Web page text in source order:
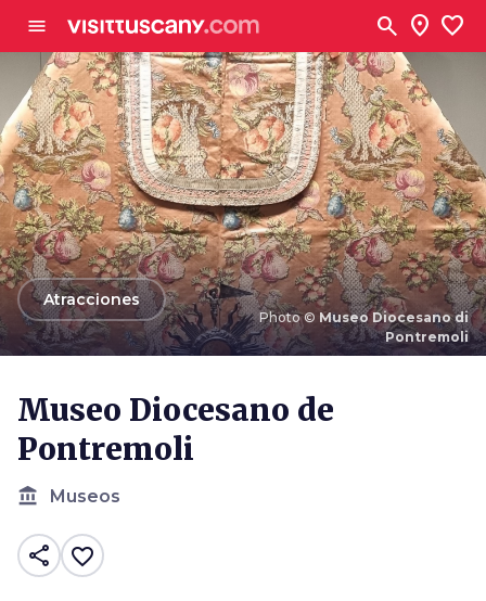
menu search location_on favorite
Photo © Museo Diocesano di
Pontremoli
arrow_backAtracciones
Museo Diocesano de
Pontremoli
account_balance Museos
share favorite_border